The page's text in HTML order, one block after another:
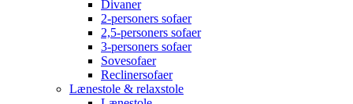
Divaner
2-personers sofaer
2,5-personers sofaer
3-personers sofaer
Sovesofaer
Reclinersofaer
Lænestole & relaxstole